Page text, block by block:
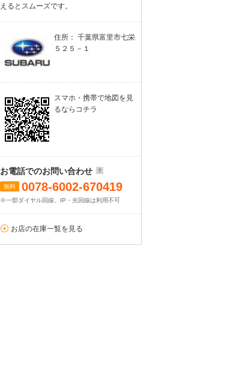
えるとスムーズです。
住所： 千葉県富里市七栄
５２５－１
スマホ・携帯で地図を見
るならコチラ
お電話でのお問い合わせ
無料 0078-6002-670419
※一部ダイヤル回線、IP・光回線は利用不可
お店の在庫一覧を見る